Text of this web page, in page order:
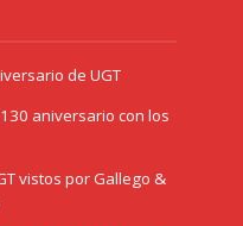
de UGT
aniversario con los
vistos por Gallego &